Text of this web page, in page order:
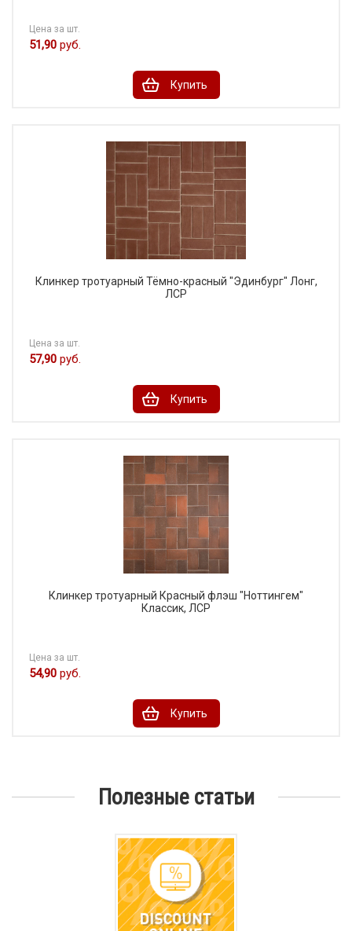
Цена за шт.
51,90 руб.
Купить
Клинкер тротуарный Тёмно-красный "Эдинбург" Лонг,
ЛСР
Цена за шт.
57,90 руб.
Купить
Клинкер тротуарный Красный флэш "Ноттингем"
Классик, ЛСР
Цена за шт.
54,90 руб.
Купить
Полезные статьи